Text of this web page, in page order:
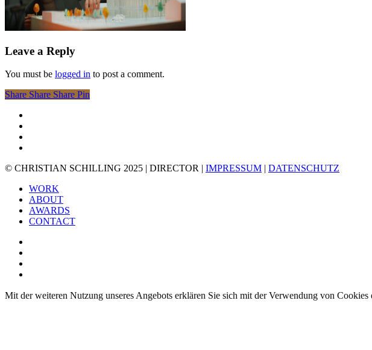
Leave a Reply
You must be logged in to post a comment.
Share
Share Share Share Pin
© CHRISTIAN SCHILLING 2025 | DIRECTOR | IMPRESSUM | DATENSCHUTZ
Close
Menu
WORK
ABOUT
AWARDS
CONTACT
Mit der weiteren Nutzung unseres Angebots erklären Sie sich mit der Verwendung von